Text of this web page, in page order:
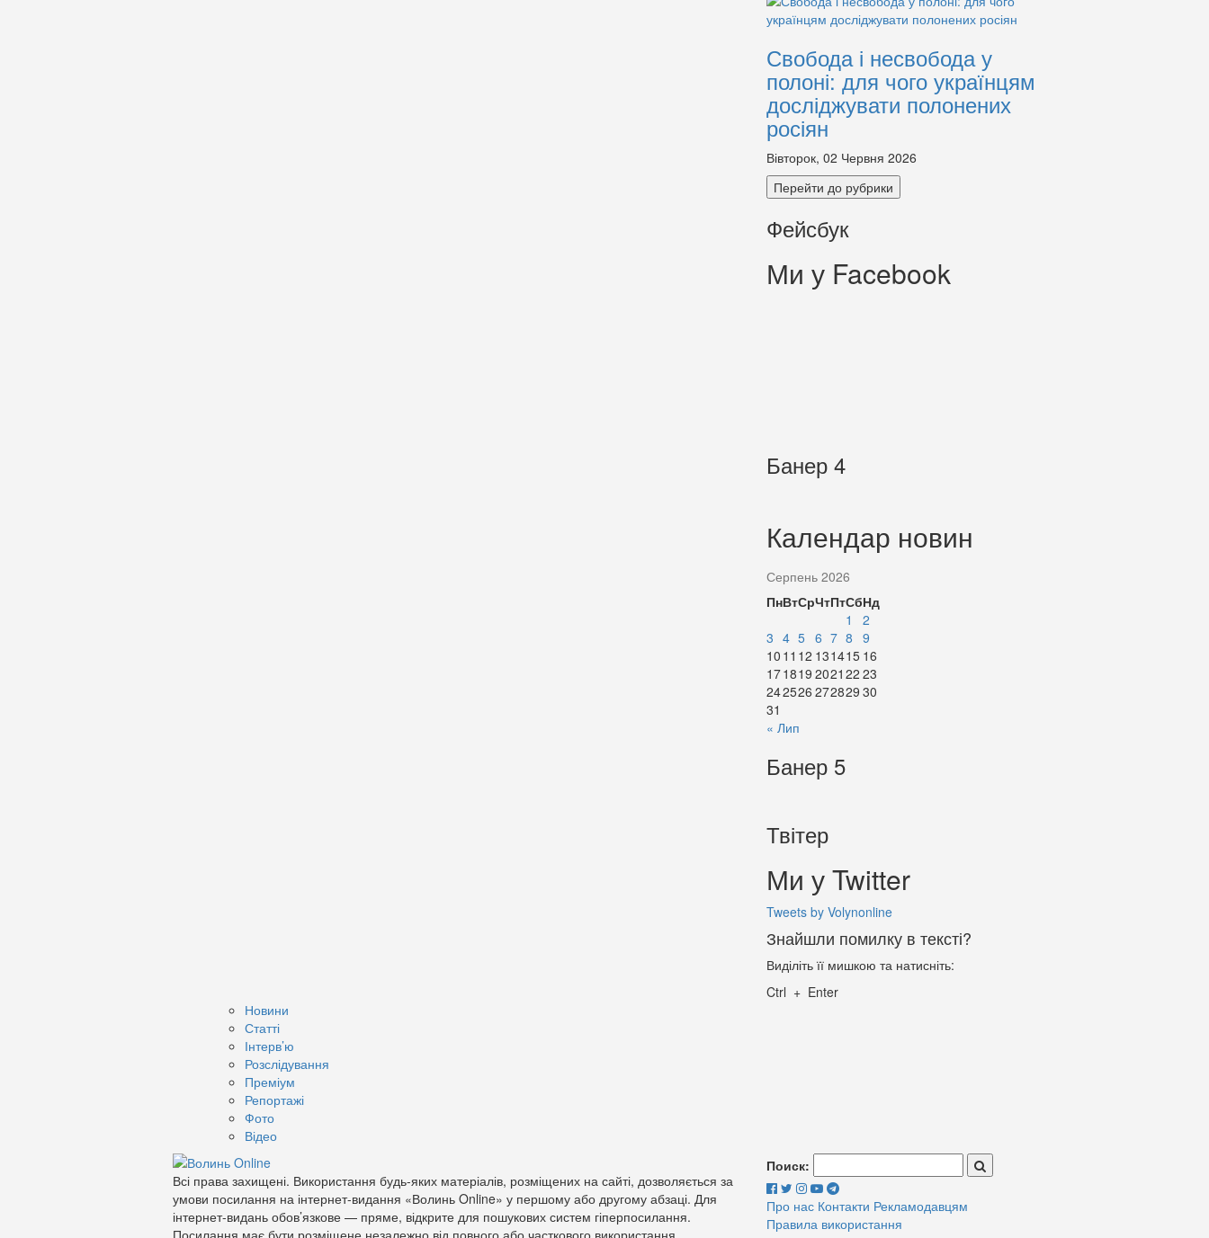
Свобода і несвобода у
полоні: для чого українцям
досліджувати полонених
росіян
Вівторок, 02 Червня 2026
Перейти до рубрики
Фейсбук
Ми у Facebook
Банер 4
Календар новин
Серпень 2026
ПнВтСрЧтПтСбНд
1
2
3 4 5 6 7 8 9
10 11 12 131415 16
171819 2021 22 23
242526 272829 30
31
« Лип
Банер 5
Твітер
Ми у Twitter
Tweets by Volynonline
Знайшли помилку в тексті?
Виділіть її мишкою та натисніть:
Ctrl + Enter
Новини
Статті
Інтерв’ю
Розслідування
Преміум
Репортажі
Фото
Відео
Всі права захищені. Використання будь-яких матеріалів, розміщених на сайті, дозволяється за
умови посилання на інтернет-видання «Волинь Online» у першому або другому абзаці. Для
інтернет-видань обов’язкове — пряме, відкрите для пошукових систем гіперпосилання.
Поиск:
Про нас Контакти Рекламодавцям
Правила використання